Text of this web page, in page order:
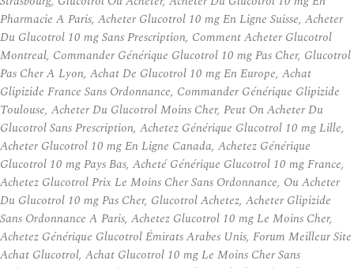
Pharmacie A Paris, Acheter Glucotrol 10 mg En Ligne Suisse, Acheter
Du Glucotrol 10 mg Sans Prescription, Comment Acheter Glucotrol
Montreal, Commander Générique Glucotrol 10 mg Pas Cher, Glucotrol
Pas Cher A Lyon, Achat De Glucotrol 10 mg En Europe, Achat
Glipizide France Sans Ordonnance, Commander Générique Glipizide
Toulouse, Acheter Du Glucotrol Moins Cher, Peut On Acheter Du
Glucotrol Sans Prescription, Achetez Générique Glucotrol 10 mg Lille,
Acheter Glucotrol 10 mg En Ligne Canada, Achetez Générique
Glucotrol 10 mg Pays Bas, Acheté Générique Glucotrol 10 mg France,
Achetez Glucotrol Prix Le Moins Cher Sans Ordonnance, Ou Acheter
Du Glucotrol 10 mg Pas Cher, Glucotrol Achetez, Acheter Glipizide
Sans Ordonnance A Paris, Achetez Glucotrol 10 mg Le Moins Cher,
Achetez Générique Glucotrol Émirats Arabes Unis, Forum Meilleur Site
Achat Glucotrol, Achat Glucotrol 10 mg Le Moins Cher Sans